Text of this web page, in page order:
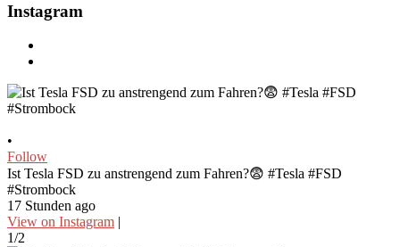
Instagram
•
Follow
Ist Tesla FSD zu anstrengend zum Fahren?😨 #Tesla #FSD
#Strombock
17 Stunden ago
View on Instagram |
1/2